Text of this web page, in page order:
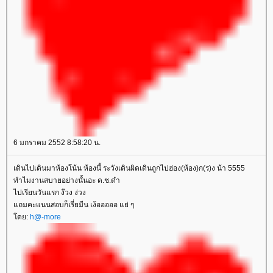
6 มกราคม 2552 8:58:20 น.
เดินไปเดินมาห้องโน้น ห้องนี้ ระวังเดินผิดเดินถูกไปฮ่อง(ห้อง)ก(ร)ง น้า 5555
ทำไมงานสบายอย่างนั้นอะ ด.ช.ดำ
ไปเรียนวันแรก ง๊วง ง่วง
ถมคะแนนสอบก็เรี่ยมีน เง้อออออ แย่ ๆ
ดย: h@-more